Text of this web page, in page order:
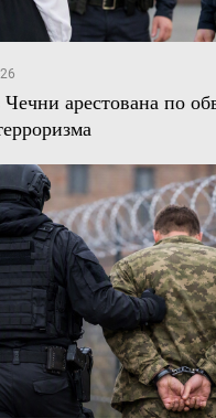
Чечни арестована по